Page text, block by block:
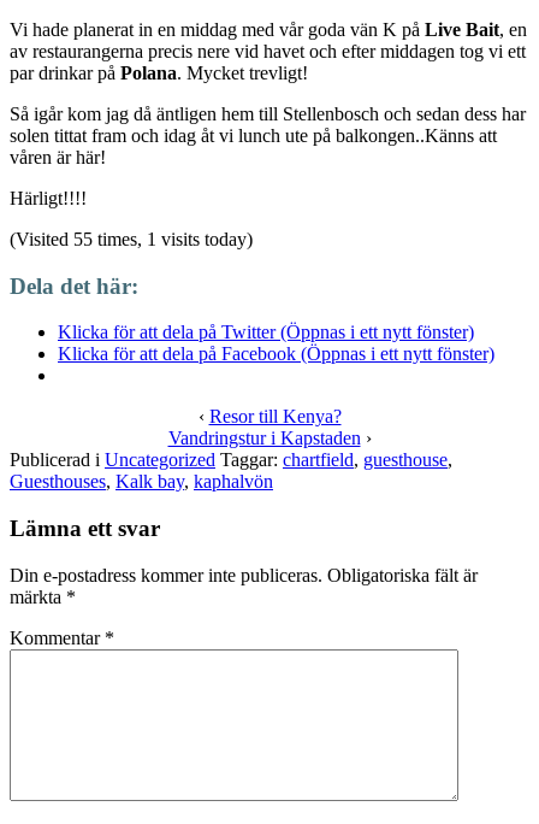
Vi hade planerat in en middag med vår goda vän K på Live Bait, en
av restaurangerna precis nere vid havet och efter middagen tog vi ett
par drinkar på Polana. Mycket trevligt!
Så igår kom jag då äntligen hem till Stellenbosch och sedan dess har
solen tittat fram och idag åt vi lunch ute på balkongen..Känns att
våren är här!
Härligt!!!!
(Visited 55 times, 1 visits today)
Dela det här:
Klicka för att dela på Twitter (Öppnas i ett nytt fönster)
Klicka för att dela på Facebook (Öppnas i ett nytt fönster)
‹ Resor till Kenya?
Vandringstur i Kapstaden ›
Publicerad i Uncategorized Taggar: chartfield, guesthouse,
Guesthouses, Kalk bay, kaphalvön
Lämna ett svar
Din e-postadress kommer inte publiceras. Obligatoriska fält är
märkta *
Kommentar *